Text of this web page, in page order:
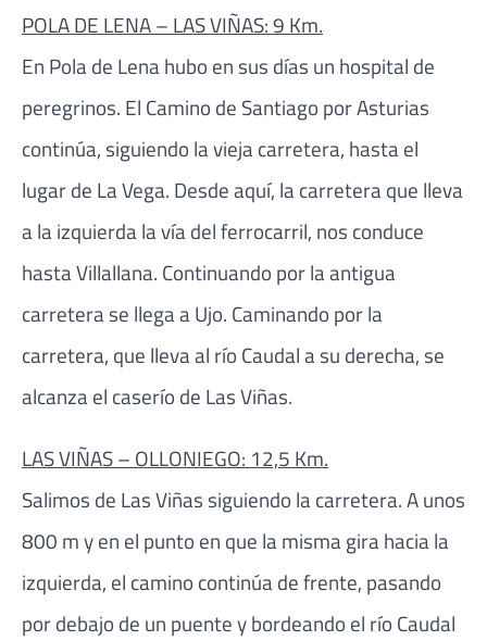
POLA DE LENA – LAS VIÑAS: 9 Km.
En Pola de Lena hubo en sus días un hospital de
peregrinos. El Camino de Santiago por Asturias
continúa, siguiendo la vieja carretera, hasta el
lugar de La Vega. Desde aquí, la carretera que lleva
a la izquierda la vía del ferrocarril, nos conduce
hasta Villallana. Continuando por la antigua
carretera se llega a Ujo. Caminando por la
carretera, que lleva al río Caudal a su derecha, se
alcanza el caserío de Las Viñas.
LAS VIÑAS – OLLONIEGO: 12,5 Km.
Salimos de Las Viñas siguiendo la carretera. A unos
800 m y en el punto en que la misma gira hacia la
izquierda, el camino continúa de frente, pasando
por debajo de un puente y bordeando el río Caudal